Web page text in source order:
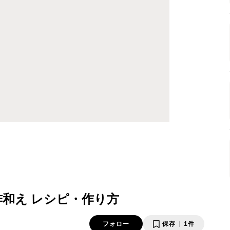
え レシピ・作り方
フォロー 保存 1件